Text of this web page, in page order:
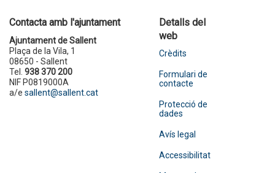
Contacta amb l'ajuntament
Ajuntament de Sallent
Plaça de la Vila, 1
08650 - Sallent
Tel. 938 370 200
NIF P0819000A
a/e sallent@sallent.cat
Detalls del
web
Crèdits
Formulari de
contacte
Protecció de
dades
Avís legal
Accessibilitat